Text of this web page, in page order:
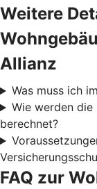
Weitere
Allianz
Was muss ich
Wie werden die
berechnet?
FAQ zur